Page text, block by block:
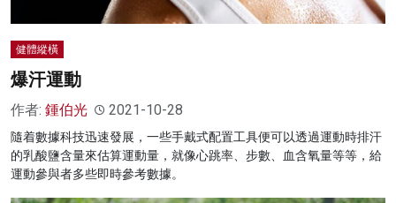
健體縱橫
爆汗運動
作者: 鍾伯光 2021-10-28
隨着數據科技迅速發展，一些手戴式配置工具便可以透過運動時排汗
的乳酸鹽含量來估算運動量，就像心跳率、步數、血含氧量等等，給
運動參與者多些即時參考數據。